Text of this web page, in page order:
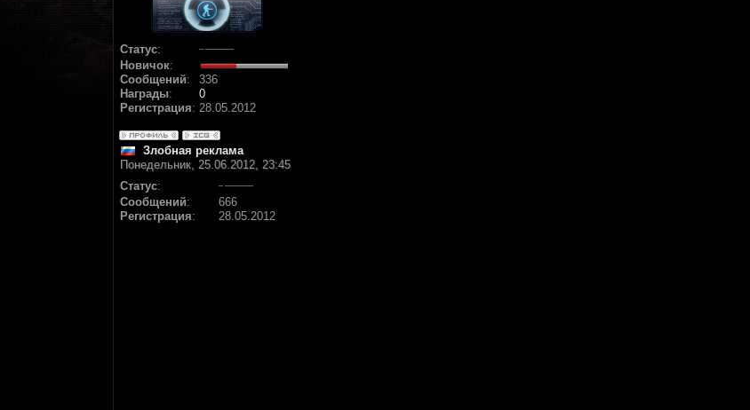
Статус:
Новичок:
Сообщений:
336
Награды:
0
Регистрация: 28.05.2012
Злобная реклама
Понедельник, 25.06.2012, 23:45
Статус:
Сообщений:
666
Регистрация: 28.05.2012